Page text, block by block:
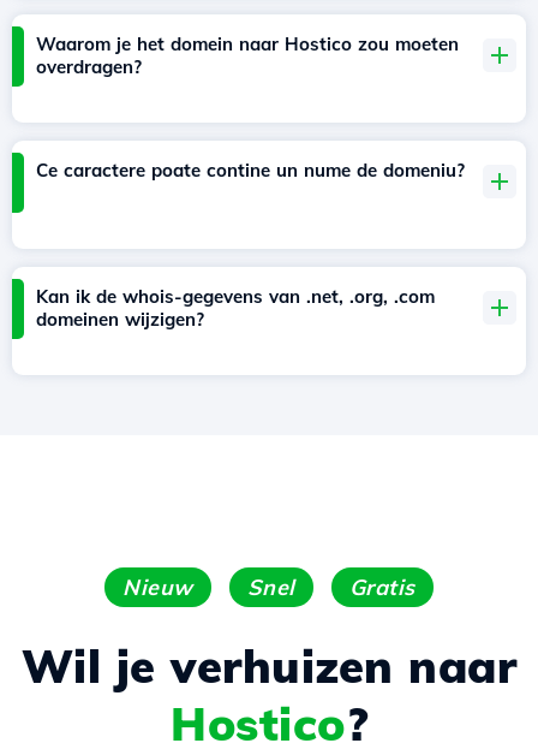
Waarom je het domein naar Hostico zou moeten
overdragen?
Ce caractere poate contine un nume de domeniu?
Kan ik de whois-gegevens van .net, .org, .com
domeinen wijzigen?
Nieuw Snel Gratis
Wil je verhuizen naar
Hostico?